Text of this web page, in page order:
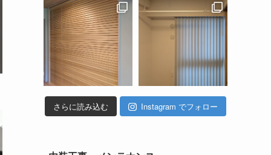
さらに読み込む Instagram でフォロー